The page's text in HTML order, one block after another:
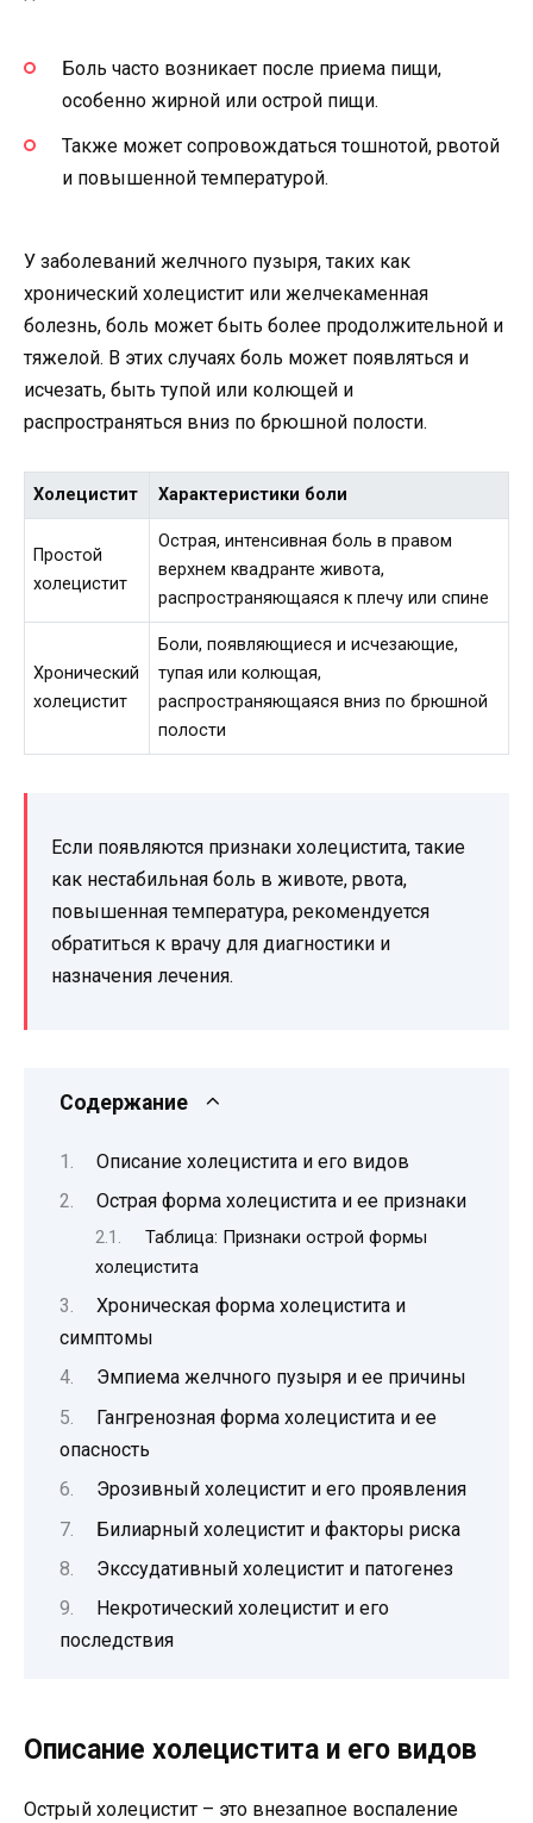
Боль часто возникает после приема пищи,
особенно жирной или острой пищи.
Также может сопровождаться тошнотой, рвотой
и повышенной температурой.
У заболеваний желчного пузыря, таких как
хронический холецистит или желчекаменная
болезнь, боль может быть более продолжительной и
тяжелой. В этих случаях боль может появляться и
исчезать, быть тупой или колющей и
распространяться вниз по брюшной полости.
Холецистит Характеристики боли
Простой
холецистит
Острая, интенсивная боль в правом
верхнем квадранте живота,
распространяющаяся к плечу или спине
Хронический
холецистит
Боли, появляющиеся и исчезающие,
тупая или колющая,
распространяющаяся вниз по брюшной
полости
Если появляются признаки холецистита, такие
как нестабильная боль в животе, рвота,
повышенная температура, рекомендуется
обратиться к врачу для диагностики и
назначения лечения.
Содержание
Описание холецистита и его видов
Острая форма холецистита и ее признаки
Таблица: Признаки острой формы
холецистита
Хроническая форма холецистита и
симптомы
Эмпиема желчного пузыря и ее причины
Гангренозная форма холецистита и ее
опасность
Эрозивный холецистит и его проявления
Билиарный холецистит и факторы риска
Экссудативный холецистит и патогенез
Некротический холецистит и его
последствия
Описание холецистита и его видов
Острый холецистит – это внезапное воспаление